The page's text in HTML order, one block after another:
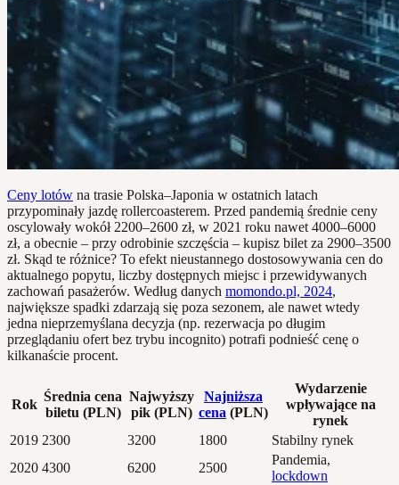
Ceny lotów na trasie Polska–Japonia w ostatnich latach
przypominały jazdę rollercoasterem. Przed pandemią średnie ceny
oscylowały wokół 2200–2600 zł, w 2021 roku nawet 4000–6000
zł, a obecnie – przy odrobinie szczęścia – kupisz bilet za 2900–3500
zł. Skąd te różnice? To efekt nieustannego dostosowywania cen do
aktualnego popytu, liczby dostępnych miejsc i przewidywanych
zachowań pasażerów. Według danych momondo.pl, 2024,
największe spadki zdarzają się poza sezonem, ale nawet wtedy
jedna nieprzemyślana decyzja (np. rezerwacja po długim
przeglądaniu ofert bez trybu incognito) potrafi podnieść cenę o
kilkanaście procent.
Rok
Średnia cena
biletu (PLN)
Najwyższy
pik (PLN)
Najniższa
cena (PLN)
Wydarzenie
wpływające na
rynek
2019 2300 3200 1800
Stabilny rynek
2020 4300 6200 2500
Pandemia,
lockdown